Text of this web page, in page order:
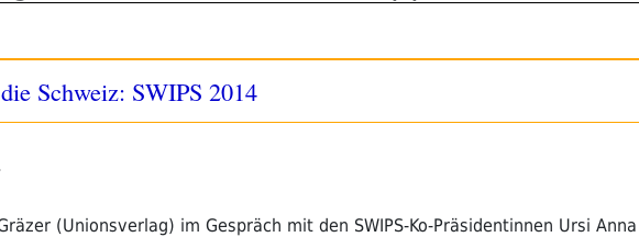
Schweiz: SWIPS 2014
(Unionsverlag) im Gespräch mit den SWIPS-Ko-Präsidentinnen Ursi